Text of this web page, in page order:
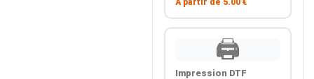
🖨️
Impression DTF